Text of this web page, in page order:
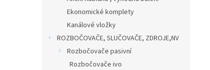
Ekonomické komplety
Kanálové vložky
ROZBOČOVAČE, SLUČOVAČE, ZDROJE,NV
Rozbočovače pasivní
Rozbočovače ivo